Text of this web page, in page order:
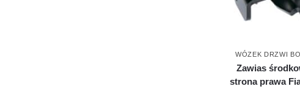
WÓZEK DRZWI
Zawias
strona prawa